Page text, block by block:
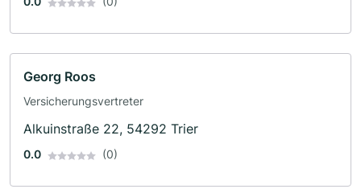
Georg Roos
Versicherungsvertreter
Alkuinstraße 22, 54292 Trier
0.0 (0)